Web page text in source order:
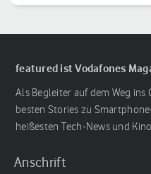
featured ist Vodafones
Als Begleiter auf dem Weg
besten Stories zu
heißesten Tech-News und
Anschrift